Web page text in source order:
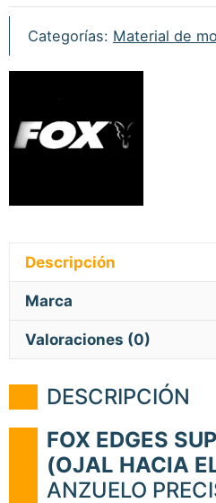
(Ojal
Categorías: Material de
Descripción
Marca
Valoraciones (0)
DESCRIPCIÓN
FOX EDGES
(OJAL HACIA
ANZUELO